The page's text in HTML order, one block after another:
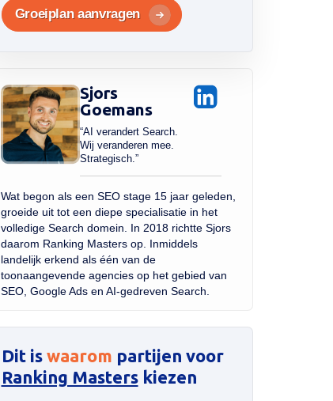
Groeiplan aanvragen
Sjors
Goemans
“AI verandert Search.
Wij veranderen mee.
Strategisch.”
Wat begon als een SEO stage 15 jaar geleden,
groeide uit tot een diepe specialisatie in het
volledige Search domein. In 2018 richtte Sjors
daarom Ranking Masters op. Inmiddels
landelijk erkend als één van de
toonaangevende agencies op het gebied van
SEO, Google Ads en AI-gedreven Search.
Dit is waarom partijen voor
Ranking Masterskiezen